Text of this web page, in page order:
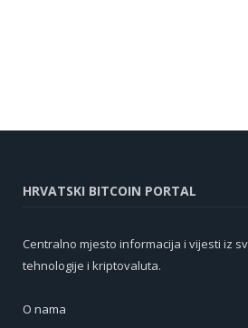
HRVATSKI BITCOIN PORTAL
Centralno mjesto informacija i vijesti iz
tehnologije i kriptovaluta.
O nama